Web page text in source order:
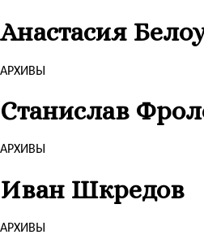
Анастасия
АРХИВЫ
Станислав
АРХИВЫ
Иван Шкредов
АРХИВЫ